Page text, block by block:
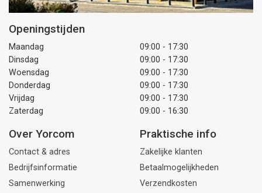
Openingstijden
Maandag
09:00 - 17:30
Dinsdag
09:00 - 17:30
Woensdag
09:00 - 17:30
Donderdag
09:00 - 17:30
Vrijdag
09:00 - 17:30
Zaterdag
09:00 - 16:30
Over Yorcom
Contact & adres
Bedrijfsinformatie
Samenwerking
Praktische info
Zakelijke klanten
Betaalmogelijkheden
Verzendkosten